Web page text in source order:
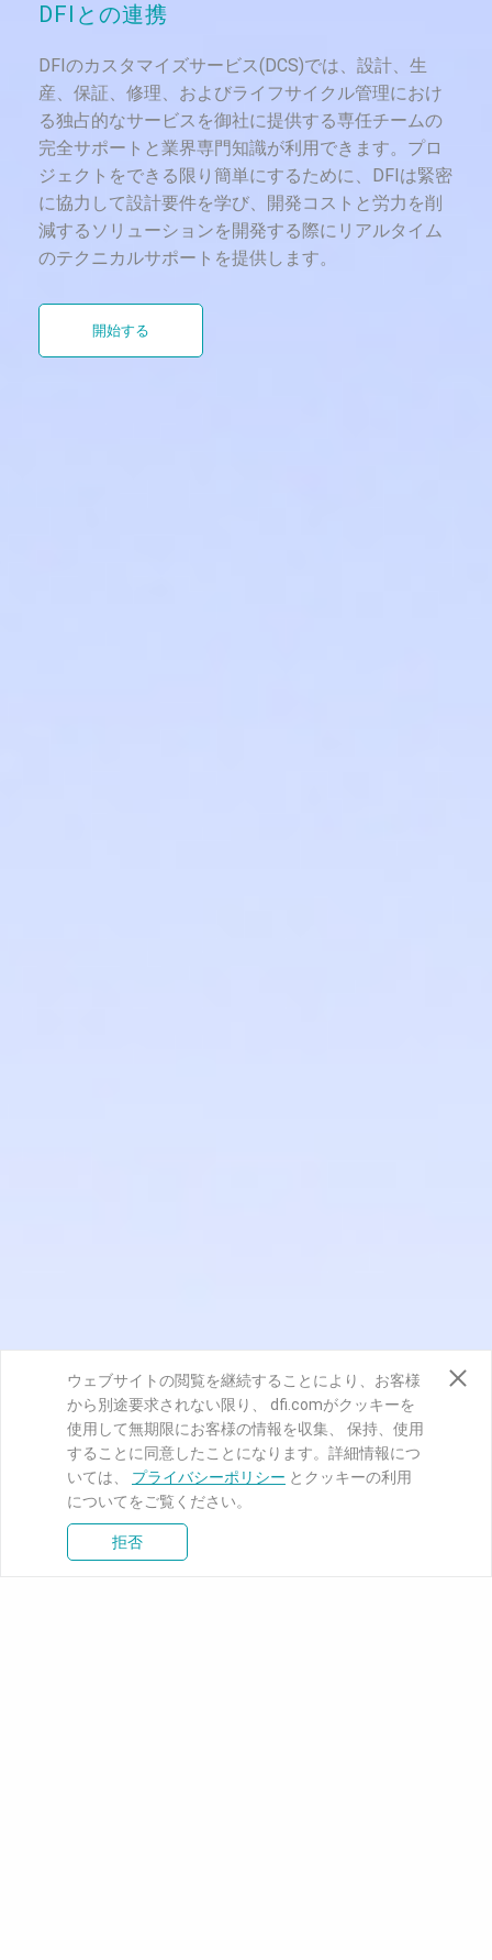
Co...
DFIとの連携
DFIのカスタマイズサービス(DCS)では、設計、生
産、保証、修理、およびライフサイクル管理におけ
る独占的なサービスを御社に提供する専任チームの
完全サポートと業界専門知識が利用できます。プロ
ジェクトをできる限り簡単にするために、DFIは緊密
に協力して設計要件を学び、開発コストと労力を削
減するソリューションを開発する際にリアルタイム
のテクニカルサポートを提供します。
開始する
ウェブサイトの閲覧を継続することにより、お客様
から別途要求されない限り、 dfi.comがクッキーを
使用して無期限にお客様の情報を収集、 保持、使用
することに同意したことになります。詳細情報につ
いては、 プライバシーポリシー とクッキーの利用
についてをご覧ください。
拒否